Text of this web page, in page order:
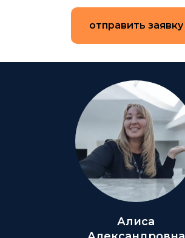
отправить заявку
Алиса